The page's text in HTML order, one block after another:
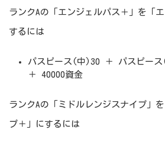
ランクAの「エンジェルパス＋」を「
するには
パスピース(中)30 ＋ パスピー
＋ 40000資金
ランクAの「ミドルレンジスナイプ」
プ＋」にするには